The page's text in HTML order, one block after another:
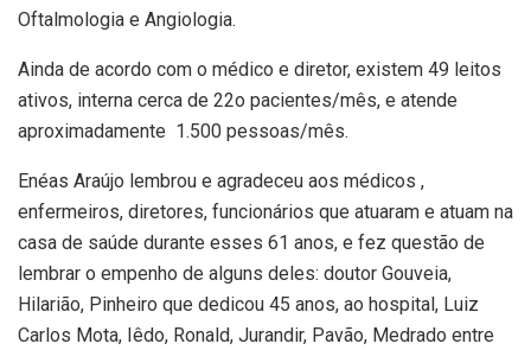
Oftalmologia e Angiologia.
Ainda de acordo com o médico e diretor, existem 49 leitos
ativos, interna cerca de 22o pacientes/mês, e atende
aproximadamente 1.500 pessoas/mês.
Enéas Araújo lembrou e agradeceu aos médicos ,
enfermeiros, diretores, funcionários que atuaram e atuam na
casa de saúde durante esses 61 anos, e fez questão de
lembrar o empenho de alguns deles: doutor Gouveia,
Hilarião, Pinheiro que dedicou 45 anos, ao hospital, Luiz
Carlos Mota, Iêdo, Ronald, Jurandir, Pavão, Medrado entre